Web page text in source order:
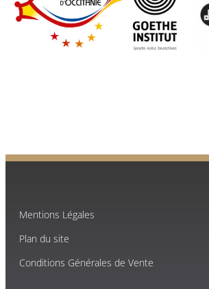
Mentions Légales
Plan du site
Conditions Générales de Vente